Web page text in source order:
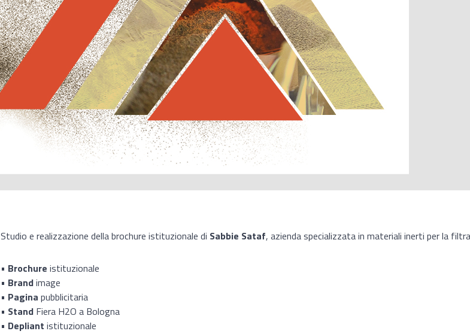
Studio e realizzazione della brochure istituzionale di Sabbie Sataf, azienda specializzata in materiali inerti per la
• Brochure istituzionale
• Brandimage
• Pagina pubblicitaria
• Stand Fiera H2O a Bologna
• Depliant istituzionale